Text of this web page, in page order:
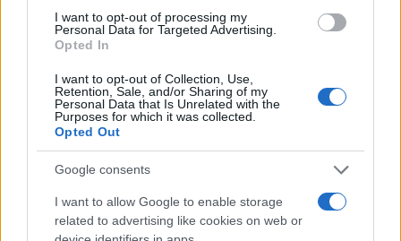
I want to opt-out of processing my
Personal Data for Targeted Advertising.
Opted In
I want to opt-out of Collection, Use,
Retention, Sale, and/or Sharing of my
Personal Data that Is Unrelated with the
Purposes for which it was collected.
Opted Out
Google consents
I want to allow Google to enable storage
related to advertising like cookies on web or